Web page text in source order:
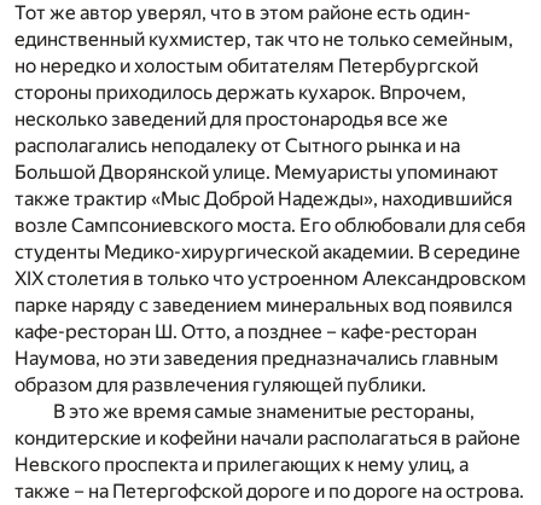
Тот же автор уверял, что в этом районе есть один-
единственный кухмистер, так что не только семейным,
но нередко и холостым обитателям Петербургской
стороны приходилось держать кухарок. Впрочем,
несколько заведений для простонародья все же
располагались неподалеку от Сытного рынка и на
Большой Дворянской улице. Мемуаристы упоминают
также трактир «Мыс Доброй Надежды», находившийся
возле Сампсониевского моста. Его облюбовали для себя
студенты Медико-хирургической академии. В середине
XIX столетия в только что устроенном Александровском
парке наряду с заведением минеральных вод появился
кафе-ресторан Ш. Отто, а позднее – кафе-ресторан
Наумова, но эти заведения предназначались главным
образом для развлечения гуляющей публики.
В это же время самые знаменитые рестораны,
кондитерские и кофейни начали располагаться в районе
Невского проспекта и прилегающих к нему улиц, а
также – на Петергофской дороге и по дороге на острова.